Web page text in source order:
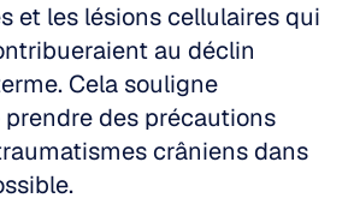
et les lésions cellulaires qui
au déclin
Cela souligne
des précautions
crâniens dans